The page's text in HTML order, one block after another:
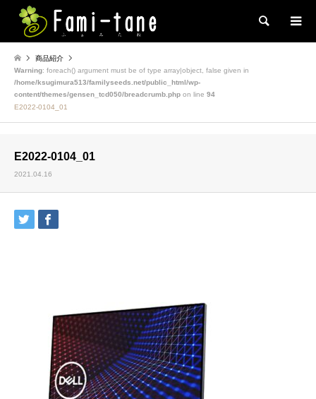
検索
商品紹介
Warning: foreach() argument must be of type array|object, false given in
/home/ksugimura513/familyseeds.net/public_html/wp-
content/themes/gensen_tcd050/breadcrumb.php on line 94
E2022-0104_01
E2022-0104_01
2021.04.16